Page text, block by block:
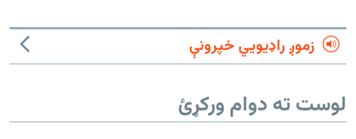
زموږ راډیويي خپرونې
لوست ته دوام ورکړئ